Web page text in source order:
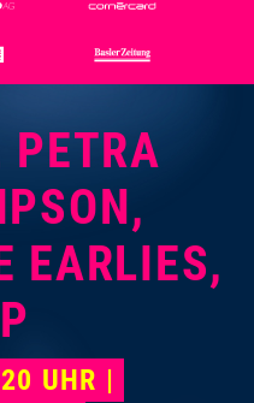
PETRA
EARLIES,
UHR |